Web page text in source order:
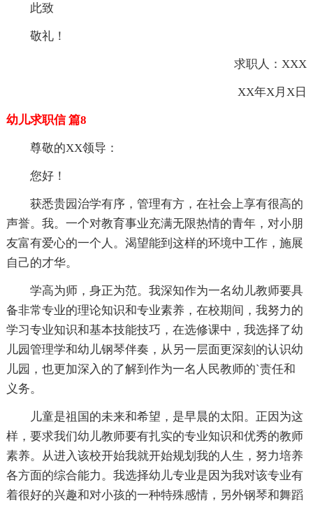
此致
敬礼！
求职人：XXX
XX年X月X日
幼儿求职信 篇8
尊敬的XX领导：
您好！
获悉贵园治学有序，管理有方，在社会上享有很高的
声誉。我。一个对教育事业充满无限热情的青年，对小朋
友富有爱心的一个人。渴望能到这样的环境中工作，施展
自己的才华。
学高为师，身正为范。我深知作为一名幼儿教师要具
备非常专业的理论知识和专业素养，在校期间，我努力的
学习专业知识和基本技能技巧，在选修课中，我选择了幼
儿园管理学和幼儿钢琴伴奏，从另一层面更深刻的认识幼
儿园，也更加深入的了解到作为一名人民教师的`责任和
义务。
儿童是祖国的未来和希望，是早晨的太阳。正因为这
样，要求我们幼儿教师要有扎实的专业知识和优秀的教师
素养。从进入该校开始我就开始规划我的人生，努力培养
各方面的综合能力。我选择幼儿专业是因为我对该专业有
着很好的兴趣和对小孩的一种特殊感情，另外钢琴和舞蹈